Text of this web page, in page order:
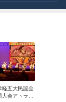
軽五大民謡全
大会アトラク